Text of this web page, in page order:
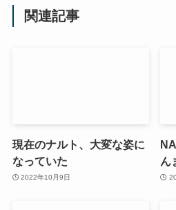
関連記事
現在のナルト、大変な姿に
なっていた
2022年10月9日
ん